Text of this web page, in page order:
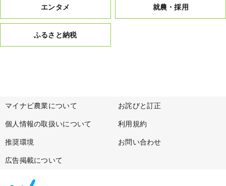
エンタメ 就農・採用
ふるさと納税
マイナビ農業について お詫びと訂正
個人情報の取扱いについて 利用規約
推奨環境 お問い合わせ
広告掲載について